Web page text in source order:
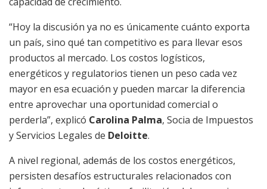
“Hoy la discusión ya no es únicamente cuánto exporta
un país, sino qué tan competitivo es para llevar esos
productos al mercado. Los costos logísticos,
energéticos y regulatorios tienen un peso cada vez
mayor en esa ecuación y pueden marcar la diferencia
entre aprovechar una oportunidad comercial o
perderla”, explicó Carolina Palma, Socia de Impuestos
y Servicios Legales de Deloitte.
A nivel regional, además de los costos energéticos,
persisten desafíos estructurales relacionados con